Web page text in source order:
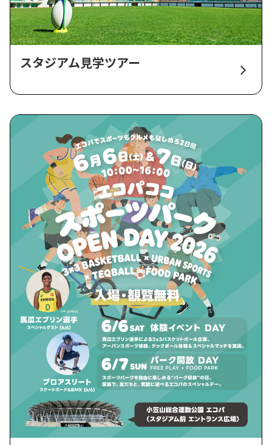
スタジアム見学ツアー